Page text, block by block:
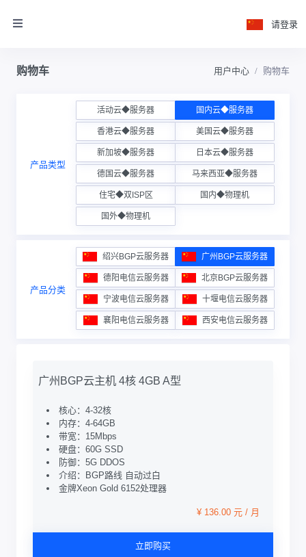
请登录
购物车 用户中心 购物车
产品类型
活动云◆服务器 国内云◆服务器
香港云◆服务器 美国云◆服务器
新加坡◆服务器 日本云◆服务器
德国云◆服务器 马来西亚◆服务器
住宅◆双ISP区 国内◆物理机
国外◆物理机
产品分类
绍兴BGP云服务器 广州BGP云服务器
德阳电信云服务器 北京BGP云服务器
宁波电信云服务器 十堰电信云服务器
襄阳电信云服务器 西安电信云服务器
广州BGP云主机 4核 4GB A型
核心：4-32核
内存：4-64GB
带宽：15Mbps
硬盘：60G SSD
防御：5G DDOS
介绍：BGP路线 自动过白
金牌Xeon Gold 6152处理器
¥ 136.00 元 / 月
立即购买